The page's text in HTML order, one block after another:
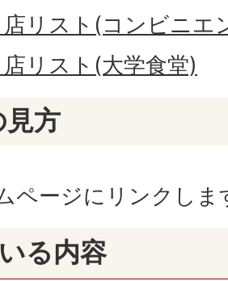
リスト(コンビニエ
リスト(大学食堂)
見方
ページにリンクしま
る内容